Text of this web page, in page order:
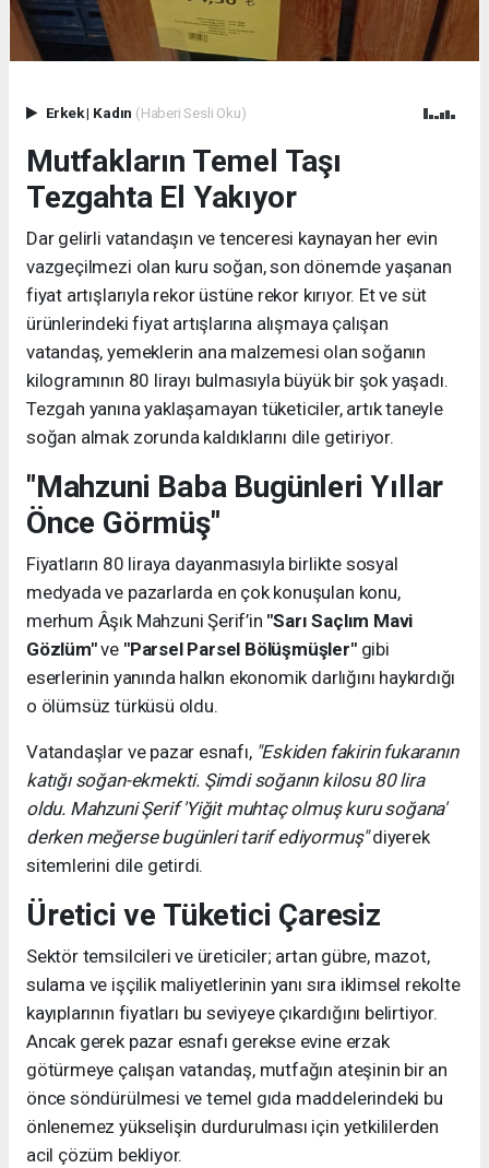
Erkek| Kadın (Haberi Sesli Oku)
Mutfakların Temel Taşı
Tezgahta El Yakıyor
Dar gelirli vatandaşın ve tenceresi kaynayan her evin
vazgeçilmezi olan kuru soğan, son dönemde yaşanan
fiyat artışlarıyla rekor üstüne rekor kırıyor. Et ve süt
ürünlerindeki fiyat artışlarına alışmaya çalışan
vatandaş, yemeklerin ana malzemesi olan soğanın
kilogramının 80 lirayı bulmasıyla büyük bir şok yaşadı.
Tezgah yanına yaklaşamayan tüketiciler, artık taneyle
soğan almak zorunda kaldıklarını dile getiriyor.
"Mahzuni Baba Bugünleri Yıllar
Önce Görmüş"
Fiyatların 80 liraya dayanmasıyla birlikte sosyal
medyada ve pazarlarda en çok konuşulan konu,
merhum Âşık Mahzuni Şerif’in "Sarı Saçlım Mavi
Gözlüm"ve "Parsel Parsel Bölüşmüşler"gibi
eserlerinin yanında halkın ekonomik darlığını haykırdığı
o ölümsüz türküsü oldu.
Vatandaşlar ve pazar esnafı, "Eskiden fakirin fukaranın
katığı soğan-ekmekti. Şimdi soğanın kilosu 80 lira
oldu. Mahzuni Şerif 'Yiğit muhtaç olmuş kuru soğana'
derken meğerse bugünleri tarif ediyormuş"diyerek
sitemlerini dile getirdi.
Üretici ve Tüketici Çaresiz
Sektör temsilcileri ve üreticiler; artan gübre, mazot,
sulama ve işçilik maliyetlerinin yanı sıra iklimsel rekolte
kayıplarının fiyatları bu seviyeye çıkardığını belirtiyor.
Ancak gerek pazar esnafı gerekse evine erzak
götürmeye çalışan vatandaş, mutfağın ateşinin bir an
önce söndürülmesi ve temel gıda maddelerindeki bu
önlenemez yükselişin durdurulması için yetkililerden
acil çözüm bekliyor.